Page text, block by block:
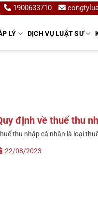
1900633710
LÝ DỊCH VỤ LUẬT SƯ
định về thuế thu
thu nhập cá nhân là loại
22/08/2023